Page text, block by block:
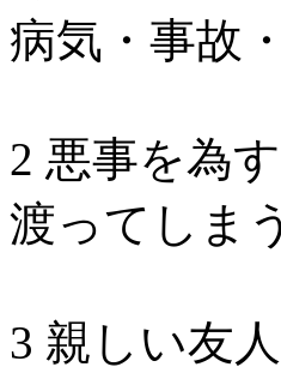
病気・事故
2 悪事を為
渡ってしまう
3 親しい友